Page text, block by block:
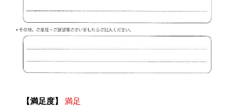
【満足度】
満足